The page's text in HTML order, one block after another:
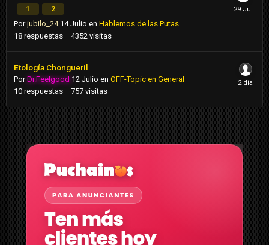
1 2
Porjubilo_24 14 Julio en Hablemos de las Putas
18 respuestas 4352 visitas
Etología Chongueril
PorDr.Feelgood 12 Julio en OFF-Topic en General
10 respuestas 757 visitas